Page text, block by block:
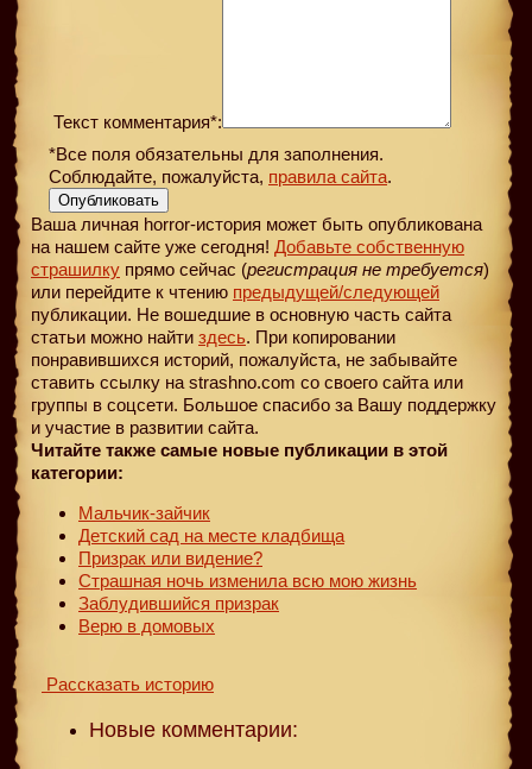
Текст комментария*:
*Все поля обязательны для заполнения.
Соблюдайте, пожалуйста, правила сайта.
Опубликовать
Ваша личная horror-история может быть опубликована
на нашем сайте уже сегодня! Добавьте собственную
страшилку прямо сейчас (регистрация не требуется)
или перейдите к чтению предыдущей/следующей
публикации. Не вошедшие в основную часть сайта
статьи можно найти здесь. При копировании
понравившихся историй, пожалуйста, не забывайте
ставить ссылку на strashno.com со своего сайта или
группы в соцсети. Большое спасибо за Вашу поддержку
и участие в развитии сайта.
Читайте также самые новые публикации в этой
категории:
Мальчик-зайчик
Детский сад на месте кладбища
Призрак или видение?
Страшная ночь изменила всю мою жизнь
Заблудившийся призрак
Верю в домовых
Рассказать историю
Новые комментарии: